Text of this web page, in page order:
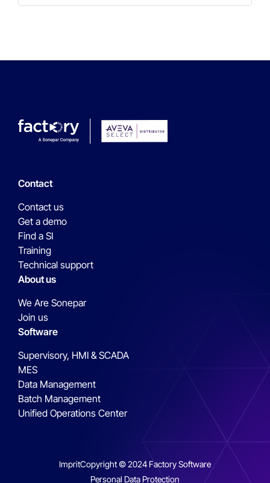
Contact
Contact us
Get a demo
Find a SI
Training
Technical support
About us
We Are Sonepar
Join us
Software
Supervisory, HMI & SCADA
MES
Data Management
Batch Management
Unified Operations Center
ImpritCopyright © 2024 Factory Software
Personal Data Protection